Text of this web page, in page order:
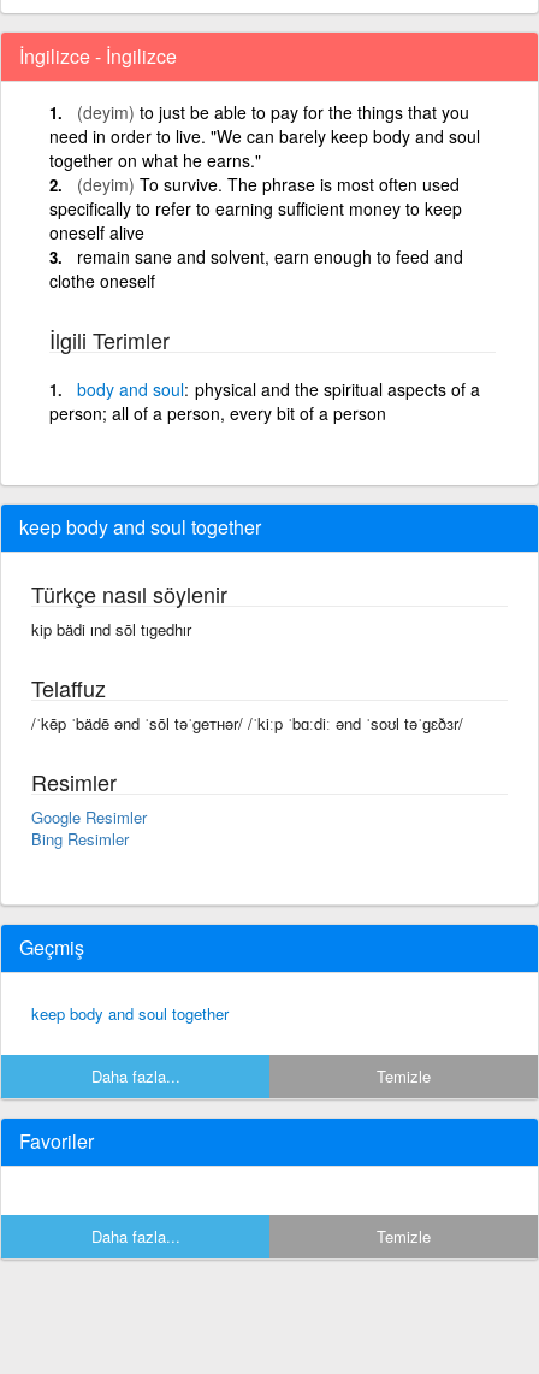
İngilizce - İngilizce
(deyim) to just be able to pay for the things that you
need in order to live. "We can barely keep body and soul
together on what he earns."
(deyim) To survive. The phrase is most often used
specifically to refer to earning sufficient money to keep
oneself alive
remain sane and solvent, earn enough to feed and
clothe oneself
İlgili Terimler
body and soul physical and the spiritual aspects of a
person; all of a person, every bit of a person
keep body and soul together
Türkçe nasıl söylenir
kip bädi ınd sōl tıgedhır
Telaffuz
/ˈkēp ˈbädē ənd ˈsōl təˈgeᴛʜər/ /ˈkiːp ˈbɑːdiː ənd ˈsoʊl təˈɡɛðɜr/
Resimler
Google Resimler
Bing Resimler
Geçmiş
keep body and soul together
Daha fazla... Temizle
Favoriler
Daha fazla... Temizle